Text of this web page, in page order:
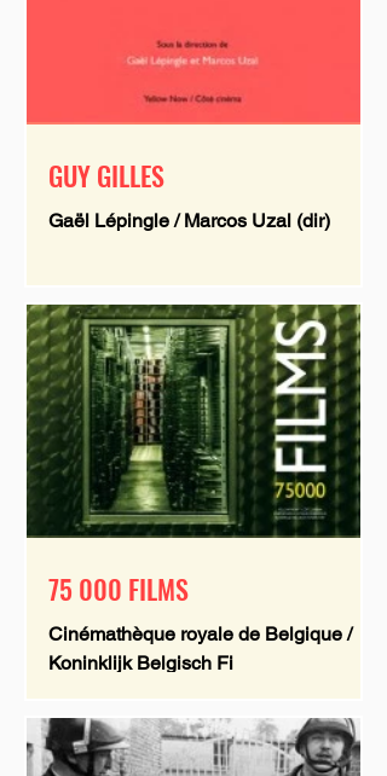
GUY GILLES
Gaël Lépingle / Marcos Uzal (dir)
75 000 FILMS
Cinémathèque royale de Belgique /
Koninklijk Belgisch Fi